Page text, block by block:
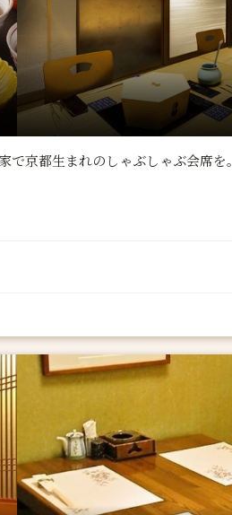
で京都生まれのしゃぶしゃぶ会席を。